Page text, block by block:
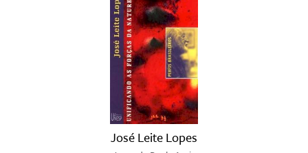
José Leite Lopes